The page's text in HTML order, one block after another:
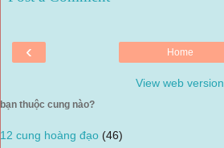
‹ Home
View web version
bạn thuộc cung nào?
12 cung hoàng đạo (46)